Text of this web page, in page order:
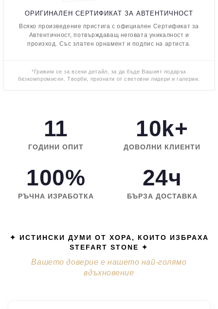
ОРИГИНАЛЕН СЕРТИФИКАТ ЗА АВТЕНТИЧНОСТ
Всяко произведение пристига с официален Сертификат за
Автентичност, потвърждаващ неговата уникалност и
произход. Със златен орнамент и подпис на артиста.
*Грижим се за всеки детайл, за да бъде Вашият подарък
безкомпромисен. Творби, признати от световни лидери и галерии.
11
ГОДИНИ ОПИТ
10k+
ДОВОЛНИ КЛИЕНТИ
100%
РЪЧНА ИЗРАБОТКА
24ч
БЪРЗА ДОСТАВКА
✦ ИСТИНСКИ ДУМИ ОТ ХОРА, КОИТО ИЗБРАХА
STEFART STONE ✦
Вашето доверие е нашето най-голямо
вдъхновение